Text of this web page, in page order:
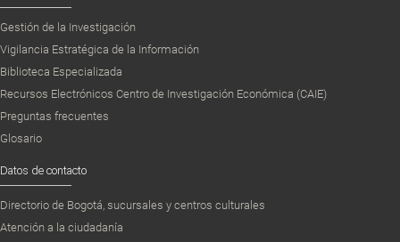
Gestión de la Investigación
Vigilancia Estratégica de la Información
Biblioteca Especializada
Recursos Electrónicos Centro de Investigación Económica (CAIE)
Preguntas frecuentes
Glosario
Datos de contacto
Directorio de Bogotá, sucursales y centros culturales
Atención a la ciudadanía